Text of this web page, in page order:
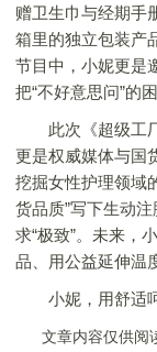
赠卫生巾与经期手
箱里的独立包装产
节目中，小妮更是
把“不好意思问”的
此次《超级工厂
更是权威媒体与国
挖掘女性护理领域
货品质”写下生动
求“极致”。未来，
品、用公益延伸温
小妮，用舒适呵
文章内容仅供阅读